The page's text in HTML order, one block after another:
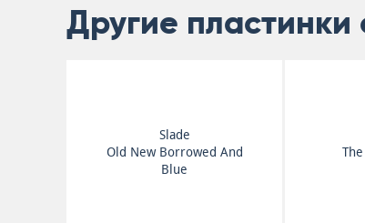
Другие пластинки
Slade
Old New Borrowed And
Blue